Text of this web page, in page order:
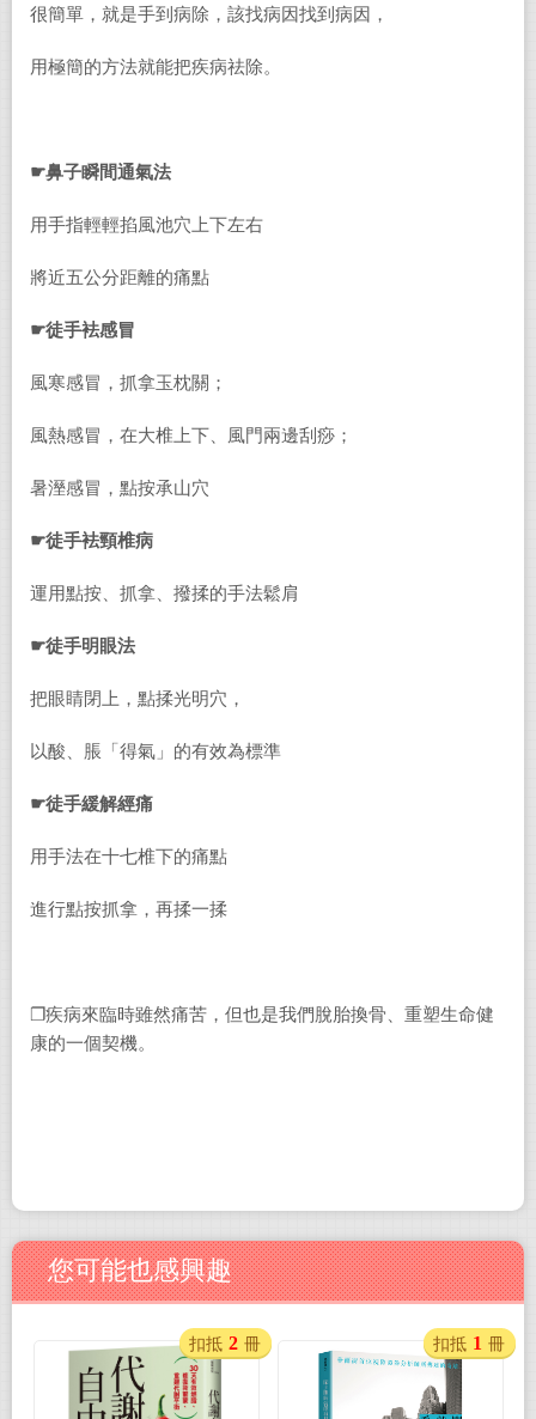
很簡單，就是手到病除，該找病因找到病因，
用極簡的方法就能把疾病祛除。
☛鼻子瞬間通氣法
用手指輕輕掐風池穴上下左右
將近五公分距離的痛點
☛徒手袪感冒
風寒感冒，抓拿玉枕關；
風熱感冒，在大椎上下、風門兩邊刮痧；
暑溼感冒，點按承山穴
☛徒手袪頸椎病
運用點按、抓拿、撥揉的手法鬆肩
☛徒手明眼法
把眼睛閉上，點揉光明穴，
以酸、脹「得氣」的有效為標準
☛徒手緩解經痛
用手法在十七椎下的痛點
進行點按抓拿，再揉一揉
❐疾病來臨時雖然痛苦，但也是我們脫胎換骨、重塑生命健
康的一個契機。
您可能也感興趣
扣抵 2 冊 扣抵 1 冊